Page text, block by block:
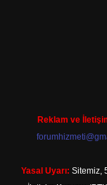
Reklam ve
Yasal Uyarı: Sitemiz,